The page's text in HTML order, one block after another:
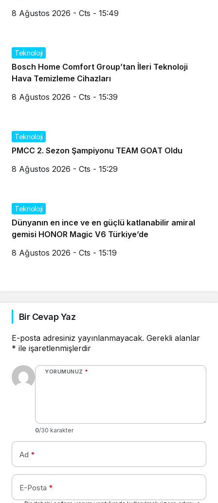
8 Ağustos 2026 - Cts - 15:49
Teknoloji
Bosch Home Comfort Group’tan İleri Teknoloji
Hava Temizleme Cihazları
8 Ağustos 2026 - Cts - 15:39
Teknoloji
PMCC 2. Sezon Şampiyonu TEAM GOAT Oldu
8 Ağustos 2026 - Cts - 15:29
Teknoloji
Dünyanın en ince ve en güçlü katlanabilir amiral
gemisi HONOR Magic V6 Türkiye’de
8 Ağustos 2026 - Cts - 15:19
Bir Cevap Yaz
E-posta adresiniz yayınlanmayacak. Gerekli alanlar
* ile işaretlenmişlerdir
YORUMUNUZ *
0/30 karakter
Ad *
E-Posta *